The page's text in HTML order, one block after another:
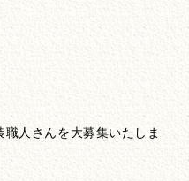
人さんを大募集いたしま